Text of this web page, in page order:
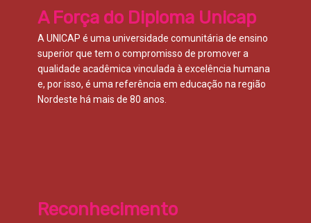
A Força do Diploma Unicap
A UNICAP é uma universidade comunitária de ensino
superior que tem o compromisso de promover a
qualidade acadêmica vinculada à excelência humana
e, por isso, é uma referência em educação na região
Nordeste há mais de 80 anos.
Reconhecimento